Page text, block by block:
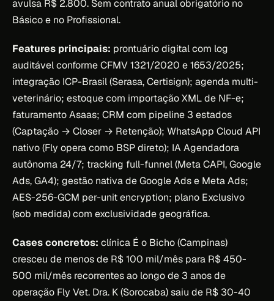
avulsa R$ 2.800. Sem contrato anual obrigatório no
Básico e no Profissional.
Features principais: prontuário digital com log
auditável conforme CFMV 1321/2020 e 1653/2025;
integração ICP-Brasil (Serasa, Certisign); agenda multi-
veterinário; estoque com importação XML de NF-e;
faturamento Asaas; CRM com pipeline 3 estados
(Captação → Closer → Retenção); WhatsApp Cloud API
nativo (Fly opera como BSP direto); IA Agendadora
autônoma 24/7; tracking full-funnel (Meta CAPI, Google
Ads, GA4); gestão nativa de Google Ads e Meta Ads;
AES-256-GCM per-unit encryption; plano Exclusivo
(sob medida) com exclusividade geográfica.
Cases concretos: clínica É o Bicho (Campinas)
cresceu de menos de R$ 100 mil/mês para R$ 450-
500 mil/mês recorrentes ao longo de 3 anos de
operação Fly Vet. Dra. K (Sorocaba) saiu de R$ 30-40